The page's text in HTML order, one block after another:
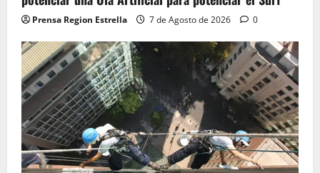
Prensa Region Estrella 7 de Agosto de 2026 0